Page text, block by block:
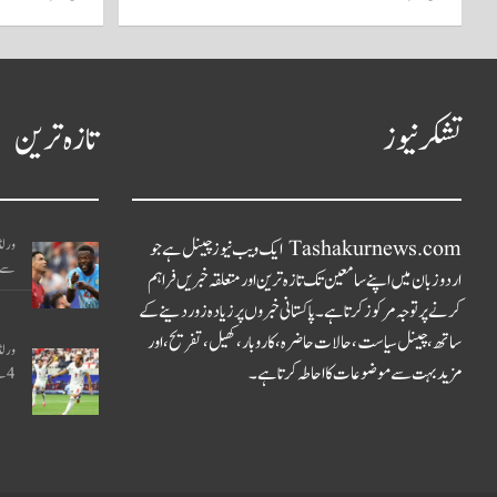
تشکر نیوز
Tashakurnews.com ایک ویب نیوز چینل ہے جو
اردو زبان میں اپنے سامعین تک تازہ ترین اور متعلقہ خبریں فراہم
کرنے پر توجہ مرکوز کرتا ہے۔ پاکستانی خبروں پر زیادہ زور دینے کے
ساتھ، چینل سیاست، حالات حاضرہ، کاروبار، کھیل، تفریح، اور
مزید بہت سے موضوعات کا احاطہ کرتا ہے۔
تازہ ترین
سے
4 سے شکست دے دی